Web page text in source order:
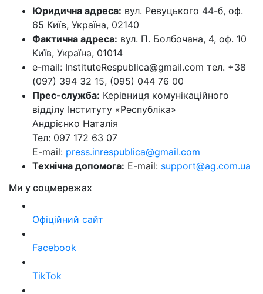
Юридична адреса: вул. Ревуцького 44-б, оф.
65 Київ, Україна, 02140
Фактична адреса: вул. П. Болбочана, 4, оф. 10
Київ, Україна, 01014
e-mail: InstituteRespublica@gmail.com тел. +38
(097) 394 32 15, (095) 044 76 00
Прес-служба: Керівниця комунікаційного
відділу Інституту «Республіка»
Андрієнко Наталія
Тел: 097 172 63 07
E-mail: press.inrespublica@gmail.com
Технічна допомога: E-mail: support@ag.com.ua
Ми у соцмережах
Офіційний сайт
Facebook
TikTok